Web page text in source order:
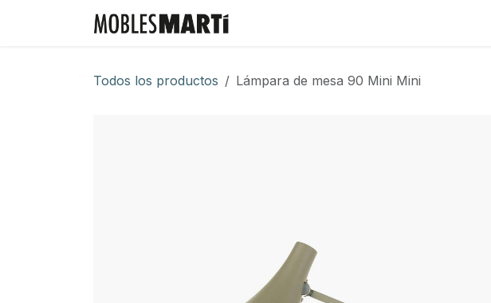
Todos los productos Lámpara de mesa 90 Mini Mini